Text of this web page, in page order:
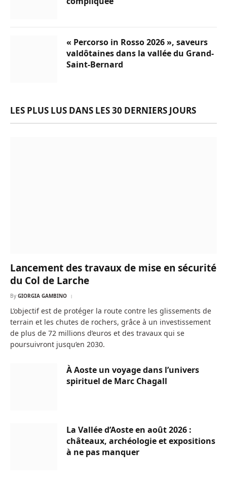
« Percorso in Rosso 2026 », saveurs
valdôtaines dans la vallée du Grand-
Saint-Bernard
LES PLUS LUS DANS LES 30 DERNIERS JOURS
Lancement des travaux de mise en sécurité
du Col de Larche
By GIORGIA GAMBINO
L’objectif est de protéger la route contre les glissements de
terrain et les chutes de rochers, grâce à un investissement
de plus de 72 millions d’euros et des travaux qui se
poursuivront jusqu’en 2030.
À Aoste un voyage dans l’univers
spirituel de Marc Chagall
La Vallée d’Aoste en août 2026 :
châteaux, archéologie et expositions
à ne pas manquer